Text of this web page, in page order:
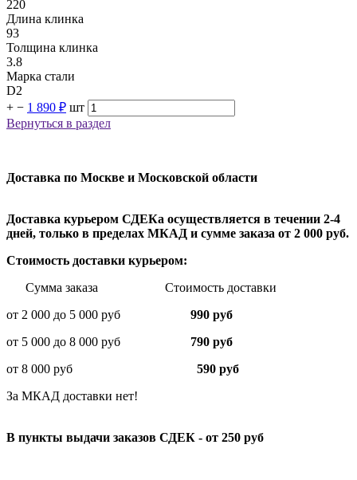
220
Длина клинка
93
Толщина клинка
3.8
Марка стали
D2
+ − 1 890 ₽ шт
Вернуться в раздел
Доставка по Москве и Московской области
Доставка курьером СДЕКа осуществляется в течении 2-4
дней, только в пределах МКАД и сумме заказа от 2 000 руб.
Стоимость доставки курьером:
Сумма заказа Стоимость доставки
от 2 000 до 5 000 руб
990 руб
от 5 000 до 8 000 руб 790 руб
от 8 000 руб 590 руб
За МКАД доставки нет!
В пункты выдачи заказов СДЕК - от 250 руб